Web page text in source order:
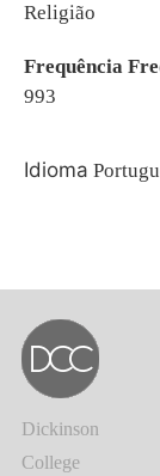
Religião
Frequência
993
Idioma
Dickinson
College